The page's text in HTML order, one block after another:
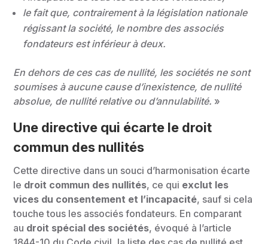
le fait que, contrairement à la législation nationale
régissant la société, le nombre des associés
fondateurs est inférieur à deux.
En dehors de ces cas de nullité, les sociétés ne sont
soumises à aucune cause d’inexistence, de nullité
absolue, de nullité relative ou d’annulabilité. »
Une directive qui écarte le droit
commun des nullités
Cette directive dans un souci d’harmonisation écarte
le droit commun des nullités, ce qui exclut les
vices du consentement et l’incapacité, sauf si cela
touche tous les associés fondateurs. En comparant
au droit spécial des sociétés, évoqué à l’article